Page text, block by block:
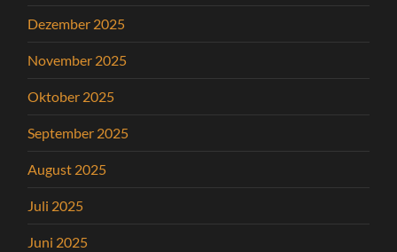
Dezember 2025
November 2025
Oktober 2025
September 2025
August 2025
Juli 2025
Juni 2025